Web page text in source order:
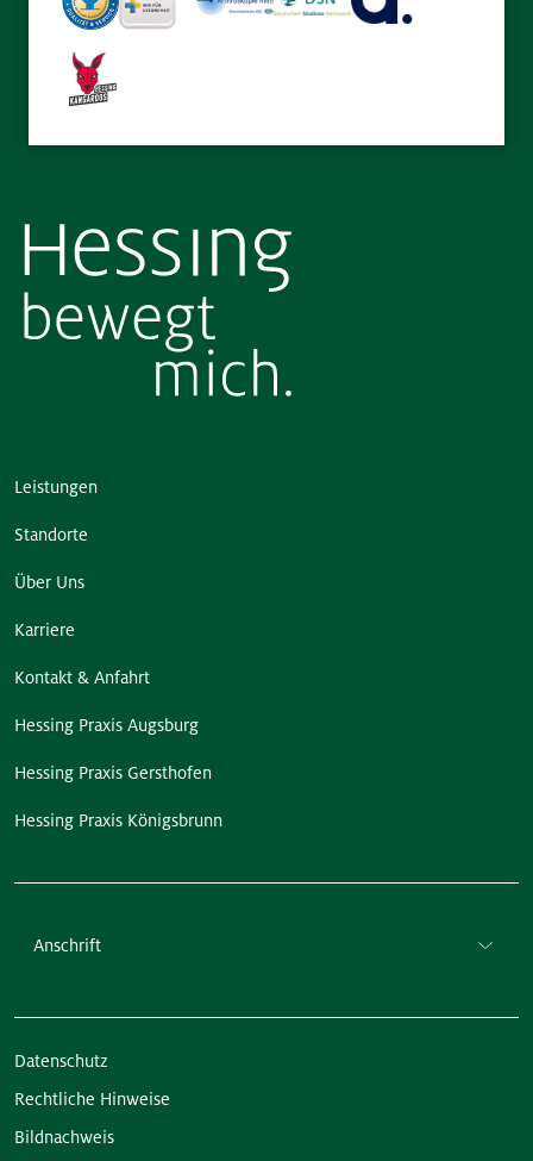
Leistungen
Standorte
Über Uns
Karriere
Kontakt & Anfahrt
Hessing Praxis Augsburg
Hessing Praxis Gersthofen
Hessing Praxis Königsbrunn
Anschrift
Datenschutz
Rechtliche Hinweise
Bildnachweis